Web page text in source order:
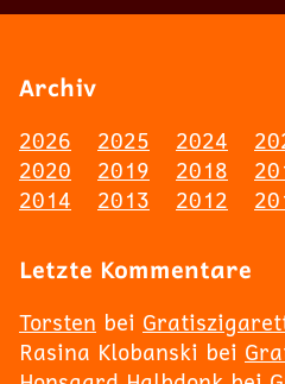
Archiv
2026 2025 2024
2020
2019 2018
2014
2013 2012
Letzte Kommentare
Torsten bei
Rasina Klobanski bei